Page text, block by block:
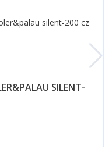
SILENT-